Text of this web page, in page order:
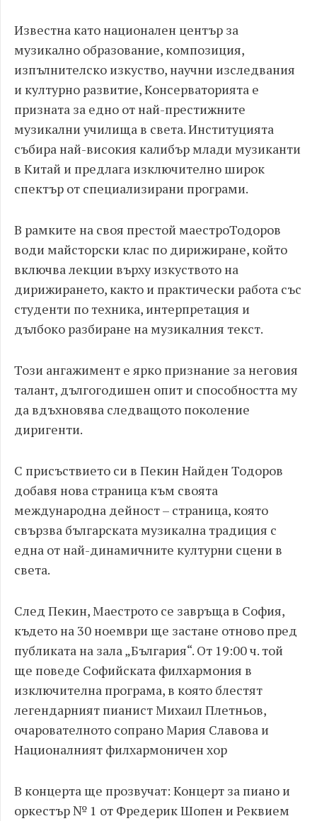
Известна като национален център за
музикално образование, композиция,
изпълнителско изкуство, научни изследвания
и културно развитие, Консерваторията е
призната за едно от най-престижните
музикални училища в света. Институцията
събира най-високия калибър млади музиканти
в Китай и предлага изключително широк
спектър от специализирани програми.
В рамките на своя престой маестроТодоров
води майсторски клас по дирижиране, който
включва лекции върху изкуството на
дирижирането, както и практически работа със
студенти по техника, интерпретация и
дълбоко разбиране на музикалния текст.
Този ангажимент е ярко признание за неговия
талант, дългогодишен опит и способността му
да вдъхновява следващото поколение
диригенти.
С присъствието си в Пекин Найден Тодоров
добавя нова страница към своята
международна дейност – страница, която
свързва българската музикална традиция с
една от най-динамичните културни сцени в
света.
След Пекин, Маестрото се завръща в София,
където на 30 ноември ще застане отново пред
публиката на зала „България“. От 19:00 ч. той
ще поведе Софийската филхармония в
изключителна програма, в която блестят
легендарният пианист Михаил Плетньов,
очарователното сопрано Мария Славова и
Националният филхармоничен хор
В концерта ще прозвучат: Концерт за пиано и
оркестър № 1 от Фредерик Шопен и Реквием